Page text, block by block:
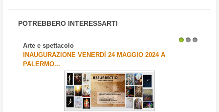
POTREBBERO INTERESSARTI
Arte e spettacolo
INAUGURAZIONE VENERDÌ 24 MAGGIO 2024 A
PALERMO...